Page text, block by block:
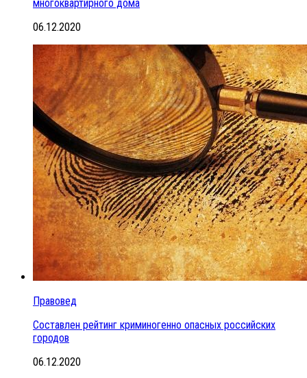
многоквартирного дома
06.12.2020
Правовед
Составлен рейтинг криминогенно опасных российских
городов
06.12.2020